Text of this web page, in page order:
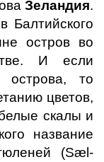
Зеландия.
Балтийского
остров во
И если
острова, то
цветов,
скалы и
название
(Sæl-